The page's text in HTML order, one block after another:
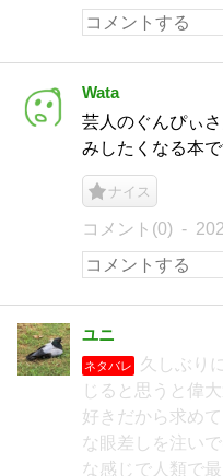
Wata
芸人のぐんぴぃ
みしたくなる本で
ナイス
コメント(0)
ユニ
ネタバレ
久しぶり
じると思うと偉
好きだから求め
な眼差しを注い
な感じで人類で